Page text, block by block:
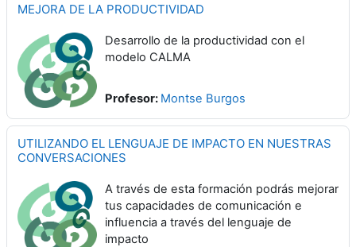
MEJORA DE LA PRODUCTIVIDAD
Desarrollo de la productividad con el
modelo CALMA
Profesor: Montse Burgos
UTILIZANDO EL LENGUAJE DE IMPACTO EN NUESTRAS
CONVERSACIONES
A través de esta formación podrás mejorar
tus capacidades de comunicación e
influencia a través del lenguaje de
impacto